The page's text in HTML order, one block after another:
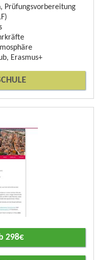
Prüfungsvorbereitung
Erasmus+
298€